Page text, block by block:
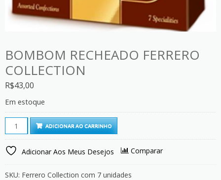
BOMBOM RECHEADO FERRERO
COLLECTION
R$43,00
Em estoque
Bombom
Recheado
Ferrero
Collection
quantity
ADICIONAR AO CARRINHO
Adicionar Aos Meus Desejos Comparar
SKU: Ferrero Collection com 7 unidades